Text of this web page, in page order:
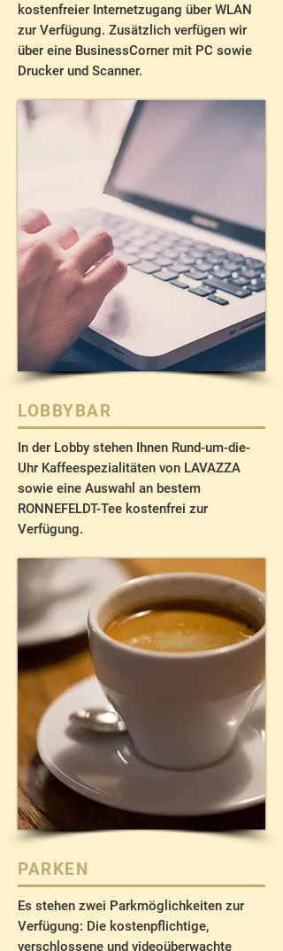
kostenfreier Internetzugang über WLAN
zur Verfügung. Zusätzlich verfügen wir
über eine BusinessCorner mit PC sowie
Drucker und Scanner.
LOBBYBAR
In der Lobby stehen Ihnen Rund-um-die-
Uhr Kaffeespezialitäten von LAVAZZA
sowie eine Auswahl an bestem
RONNEFELDT-Tee kostenfrei zur
Verfügung.
PARKEN
Es stehen zwei Parkmöglichkeiten zur
Verfügung: Die kostenpflichtige,
verschlossene und videoüberwachte